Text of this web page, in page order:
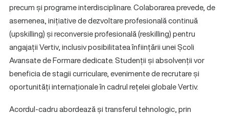
precum și programe interdisciplinare. Colaborarea prevede, de
asemenea, inițiative de dezvoltare profesională continuă
(upskilling) și reconversie profesională (reskilling) pentru
angajații Vertiv, inclusiv posibilitatea înființării unei Școli
Avansate de Formare dedicate. Studenții și absolvenții vor
beneficia de stagii curriculare, evenimente de recrutare și
oportunități internaționale în cadrul rețelei globale Vertiv.
Acordul-cadru abordează și transferul tehnologic, prin